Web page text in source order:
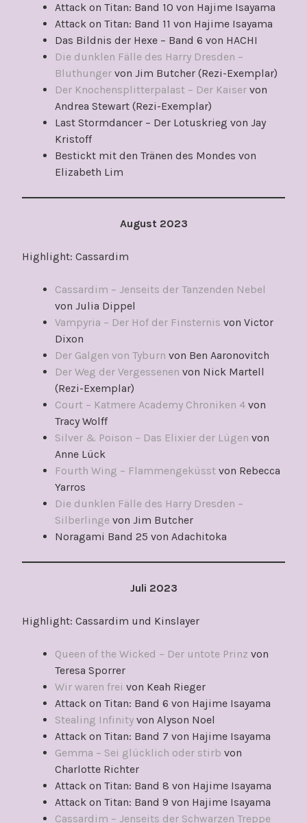
Attack on Titan: Band 10 von Hajime Isayama
Attack on Titan: Band 11 von Hajime Isayama
Das Bildnis der Hexe – Band 6 von HACHI
Die dunklen Fälle des Harry Dresden –
Bluthunger von Jim Butcher (Rezi-Exemplar)
Der Knochensplitterpalast – Der Kaiser von
Andrea Stewart (Rezi-Exemplar)
Last Stormdancer – Der Lotuskrieg von Jay
Kristoff
Bestickt mit den Tränen des Mondes von
Elizabeth Lim
August 2023
Highlight: Cassardim
Cassardim – Jenseits der Tanzenden Nebel
von Julia Dippel
Vampyria – Der Hof der Finsternis von Victor
Dixon
Der Galgen von Tyburn von Ben Aaronovitch
Der Weg der Vergessenen von Nick Martell
(Rezi-Exemplar)
Court – Katmere Academy Chroniken 4 von
Tracy Wolff
Silver & Poison – Das Elixier der Lügen von
Anne Lück
Fourth Wing – Flammengeküsst von Rebecca
Yarros
Die dunklen Fälle des Harry Dresden –
Silberlinge von Jim Butcher
Noragami Band 25 von Adachitoka
Juli 2023
Highlight: Cassardim und Kinslayer
Queen of the Wicked – Der untote Prinz von
Teresa Sporrer
Wir waren frei von Keah Rieger
Attack on Titan: Band 6 von Hajime Isayama
Stealing Infinity von Alyson Noel
Attack on Titan: Band 7 von Hajime Isayama
Gemma – Sei glücklich oder stirb von
Charlotte Richter
Attack on Titan: Band 8 von Hajime Isayama
Attack on Titan: Band 9 von Hajime Isayama
Cassardim – Jenseits der Schwarzen Treppe